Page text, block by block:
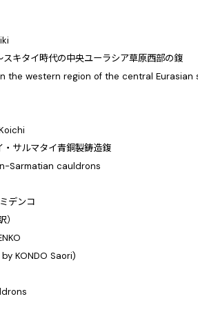
スキタイ時代の中央ユーラシア草原西部の鍑
the western region of the central
・サルマタイ青銅製鋳造鍑
Sarmatian cauldrons
デンコ
）
KONDO Saori)